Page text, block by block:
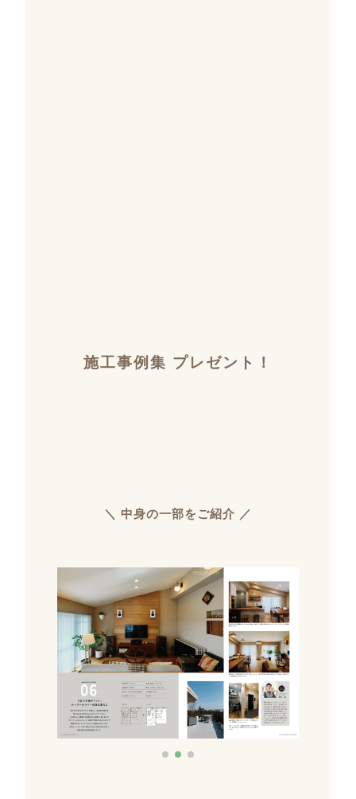
施工事例集 プレゼント！
＼ 中身の一部をご紹介 ／